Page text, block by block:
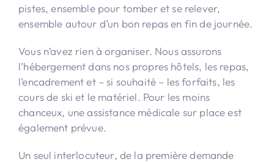
pistes, ensemble pour tomber et se relever,
ensemble autour d’un bon repas en fin de journée.
Vous n’avez rien à organiser. Nous assurons
l’hébergement dans nos propres hôtels, les repas,
l’encadrement et – si souhaité – les forfaits, les
cours de ski et le matériel. Pour les moins
chanceux, une assistance médicale sur place est
également prévue.
Un seul interlocuteur, de la première demande